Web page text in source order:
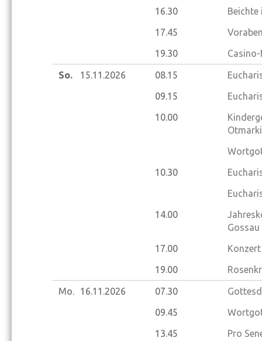
16.30
Beichte
17.45
19.30
So. 15.11.2026 08.15
09.15
10.00
10.30
14.00
Gossau
17.00
19.00
Mo. 16.11.2026 07.30
09.45
13.45
Pro